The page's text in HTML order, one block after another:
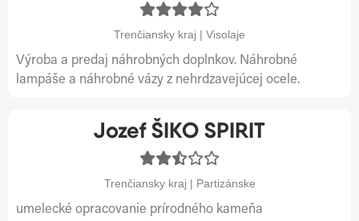
Trenčiansky kraj | Visolaje
Výroba a predaj náhrobných doplnkov. Náhrobné
lampáše a náhrobné vázy z nehrdzavejúcej ocele.
Jozef ŠIKO SPIRIT
Trenčiansky kraj | Partizánske
umelecké opracovanie prírodného kameňa